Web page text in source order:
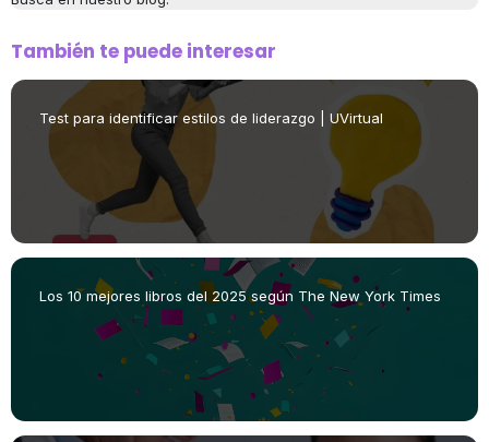
También te puede interesar
Test para identificar estilos de liderazgo | UVirtual
Los 10 mejores libros del 2025 según The New York Times